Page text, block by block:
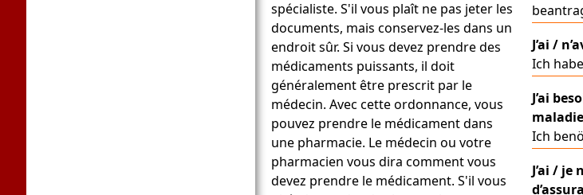
spécialiste. S'il vous plaît ne pas jeter les
documents, mais conservez-les dans un
endroit sûr. Si vous devez prendre des
médicaments puissants, il doit
généralement être prescrit par le
médecin. Avec cette ordonnance, vous
pouvez prendre le médicament dans
une pharmacie. Le médecin ou votre
pharmacien vous dira comment vous
devez prendre le médicament. S'il vous
J’ai /
Ich
J’ai
maladie
Ich
J’ai / je